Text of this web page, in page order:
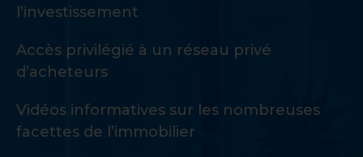
l’investissement
Accès privilégié à un réseau privé
d’acheteurs
Vidéos informatives sur les nombreuses
facettes de l’immobilier